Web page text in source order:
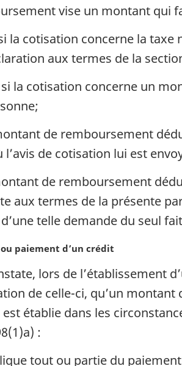
vise un montant qui
la cotisation concerne la
aux termes de la
si la cotisation concerne un
de remboursement
l’avis de cotisation lui est
de remboursement
aux termes de la présente
d’une telle demande du seul
paiement d’un crédit
lors de l’établissement
de celle-ci, qu’un
établie dans les
:
tout ou partie du